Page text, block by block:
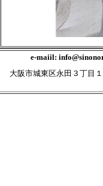
e-maiil:
大阪市城東区永田３丁目